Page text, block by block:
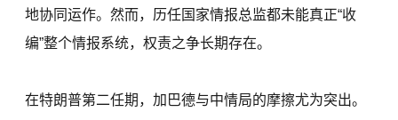
地协同运作。然而，历任国家情报总监都未能真正“收
编”整个情报系统，权责之争长期存在。
在特朗普第二任期，加巴德与中情局的摩擦尤为突出。